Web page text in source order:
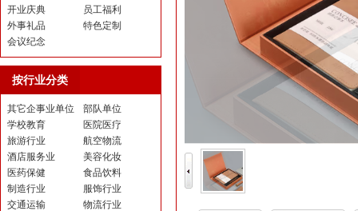
开业庆典
员工福利
外事礼品
特色定制
会议纪念
按行业分类
其它企事业单位
部队单位
学校教育
医院医疗
旅游行业
航空物流
酒店服务业
美容化妆
医药保健
食品饮料
制造行业
服饰行业
交通运输
物流行业